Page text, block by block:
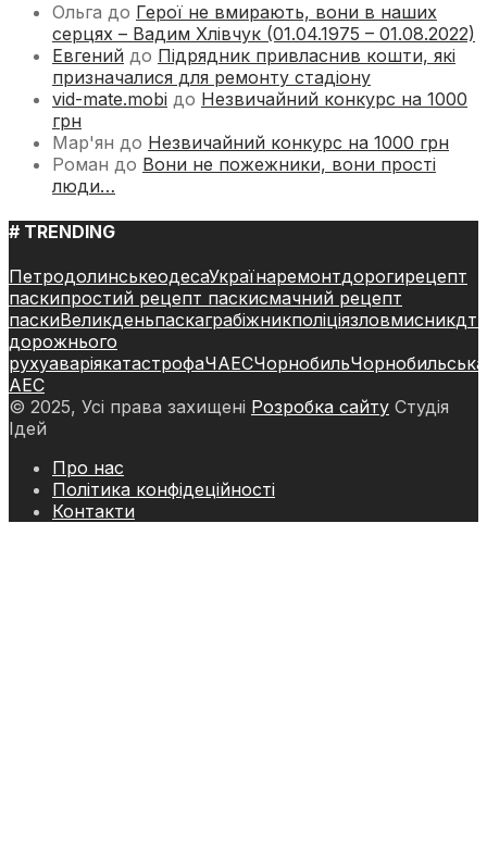
Ольга до Герої не вмирають, вони в наших
серцях – Вадим Хлівчук (01.04.1975 – 01.08.2022)
Евгений до Підрядник привласнив кошти, які
призначалися для ремонту стадіону
vid-mate.mobi до Незвичайний конкурс на 1000
грн
Мар'ян до Незвичайний конкурс на 1000 грн
Роман до Вони не пожежники, вони прості
люди…
# TRENDING
ПетродолинськеодесаУкраїнаремонтдорогирецепт
паскипростий рецепт паскисмачний рецепт
паскиВеликденьпаскаграбіжникполіціязловмисникдтп
дорожнього
рухуаваріякатастрофаЧАЕСЧорнобильЧорнобильська
АЕС
© 2025, Усі права захищені Розробка сайту Студія
Ідей
Про нас
Політика конфідеційності
Контакти